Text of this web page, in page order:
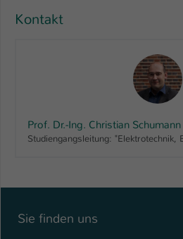
Kontakt
Prof. Dr.-Ing. Christian Schumann
Sie finden uns